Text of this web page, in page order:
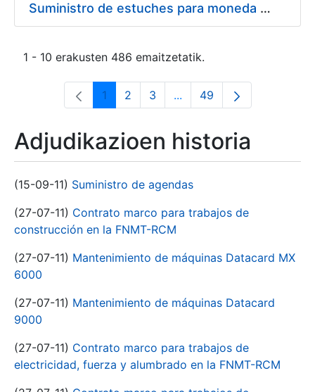
Suministro de estuches para moneda de 30 €
1 - 10 erakusten 486 emaitzetatik.
Orrialdea
1 Orrialdea
2 Orrialdea
3 ...Intermediate Pages Use
Orrialdea
49
Adjudikazioen historia
(15-09-11) Suministro de agendas
(27-07-11) Contrato marco para trabajos de
construcción en la FNMT-RCM
(27-07-11) Mantenimiento de máquinas Datacard MX
6000
(27-07-11) Mantenimiento de máquinas Datacard
9000
(27-07-11) Contrato marco para trabajos de
electricidad, fuerza y alumbrado en la FNMT-RCM